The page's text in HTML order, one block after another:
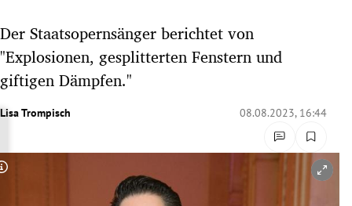
Untermenü
Untermenü
Der Staatsopernsänger berichtet von
"Explosionen, gesplitterten Fenstern und
giftigen Dämpfen."
Lisa Trompisch 08.08.2023, 16:44
Copyright-Hinweis öffnen/schließen